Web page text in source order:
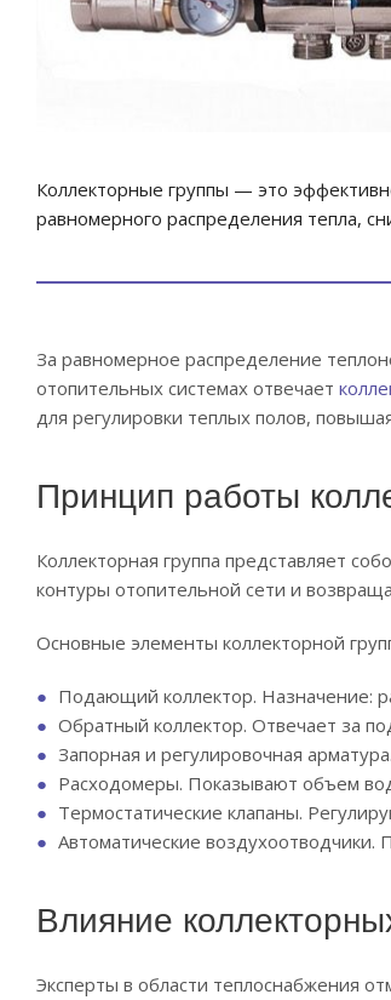
Коллекторные группы — это
равномерного распределения тепла,
За равномерное распределение
отопительных системах отвечает
для регулировки теплых полов,
Принцип работы
Коллекторная группа представляет
контуры отопительной сети и
Основные элементы коллекторной
Подающий коллектор. Назначение:
Обратный коллектор. Отвечает за
Запорная и регулировочная
Расходомеры. Показывают объем
Термостатические клапаны.
Автоматические
Влияние
Эксперты в области теплоснабжения